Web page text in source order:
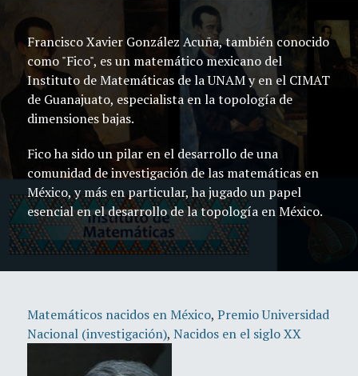
Francisco Xavier González Acuña, también conocido
como "Fico", es un matemático mexicano del
Instituto de Matemáticas de la UNAM y en el CIMAT
de Guanajuato, especialista en la topología de
dimensiones bajas.
Fico ha sido un pilar en el desarrollo de una
comunidad de investigación de las matemáticas en
México, y más en particular, ha jugado un papel
esencial en el desarrollo de la topología en México.
Matemáticos nacidos en México, Premio Universidad
Nacional (investigación), Nacidos en el siglo XX